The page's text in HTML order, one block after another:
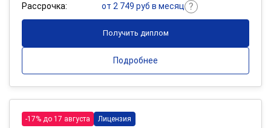
Рассрочка:
от 2 749 руб в месяц
Получить диплом
Подробнее
-17% до 17 августа Лицензия